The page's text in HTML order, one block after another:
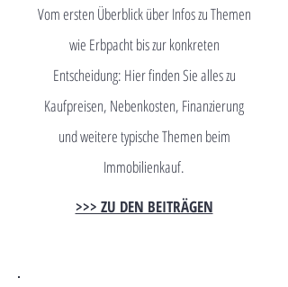
Vom ersten Überblick über Infos zu Themen
wie Erbpacht bis zur konkreten
Entscheidung: Hier finden Sie alles zu
Kaufpreisen, Nebenkosten, Finanzierung
und weitere typische Themen beim
Immobilienkauf.
>>> ZU DEN BEITRÄGEN